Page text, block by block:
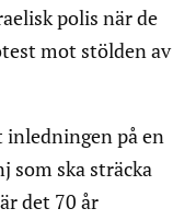
polis när de
mot stölden av
inledningen på en
som ska sträcka
det 70 år